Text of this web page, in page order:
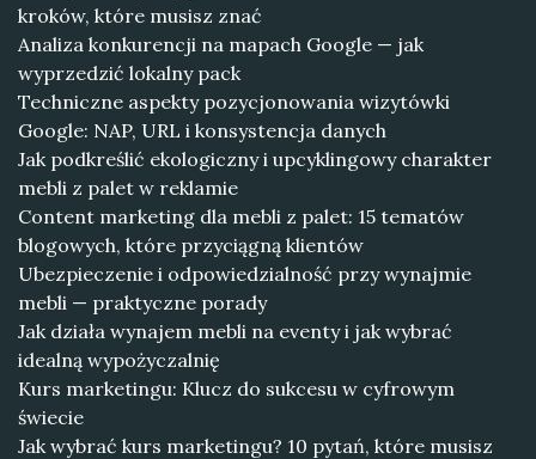
kroków, które musisz znać
Analiza konkurencji na mapach Google — jak
wyprzedzić lokalny pack
Techniczne aspekty pozycjonowania wizytówki
Google: NAP, URL i konsystencja danych
Jak podkreślić ekologiczny i upcyklingowy charakter
mebli z palet w reklamie
Content marketing dla mebli z palet: 15 tematów
blogowych, które przyciągną klientów
Ubezpieczenie i odpowiedzialność przy wynajmie
mebli — praktyczne porady
Jak działa wynajem mebli na eventy i jak wybrać
idealną wypożyczalnię
Kurs marketingu: Klucz do sukcesu w cyfrowym
świecie
Jak wybrać kurs marketingu? 10 pytań, które musisz